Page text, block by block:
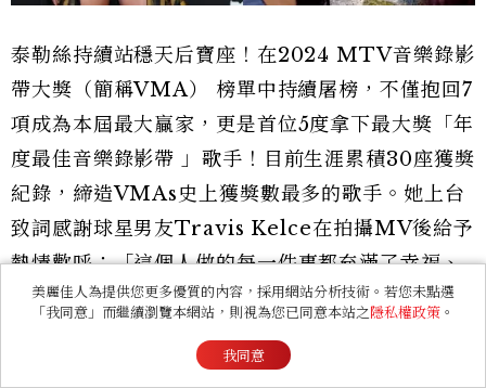
泰勒絲持續站穩天后寶座！在2024 MTV音樂錄影
帶大獎（簡稱VMA） 榜單中持續屠榜，不僅抱回7
項成為本屆最大贏家，更是首位5度拿下最大獎「年
度最佳音樂錄影帶 」歌手！目前生涯累積30座獲獎
紀錄，締造VMAs史上獲獎數最多的歌手。她上台
致詞感謝球星男友Travis Kelce在拍攝MV後給予
熱情歡呼：「這個人做的每一件事都充滿了幸福、
歡樂和魔力，所以我想感謝他為我們的拍攝增添了
美麗佳人為提供您更多優質的內容，採用網站分析技術。若您未點選
「我同意」而繼續瀏覽本網站，則視為您已同意本站之隱私權政策 。
我同意